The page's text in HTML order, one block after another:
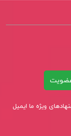
ویژه ما ایمیل